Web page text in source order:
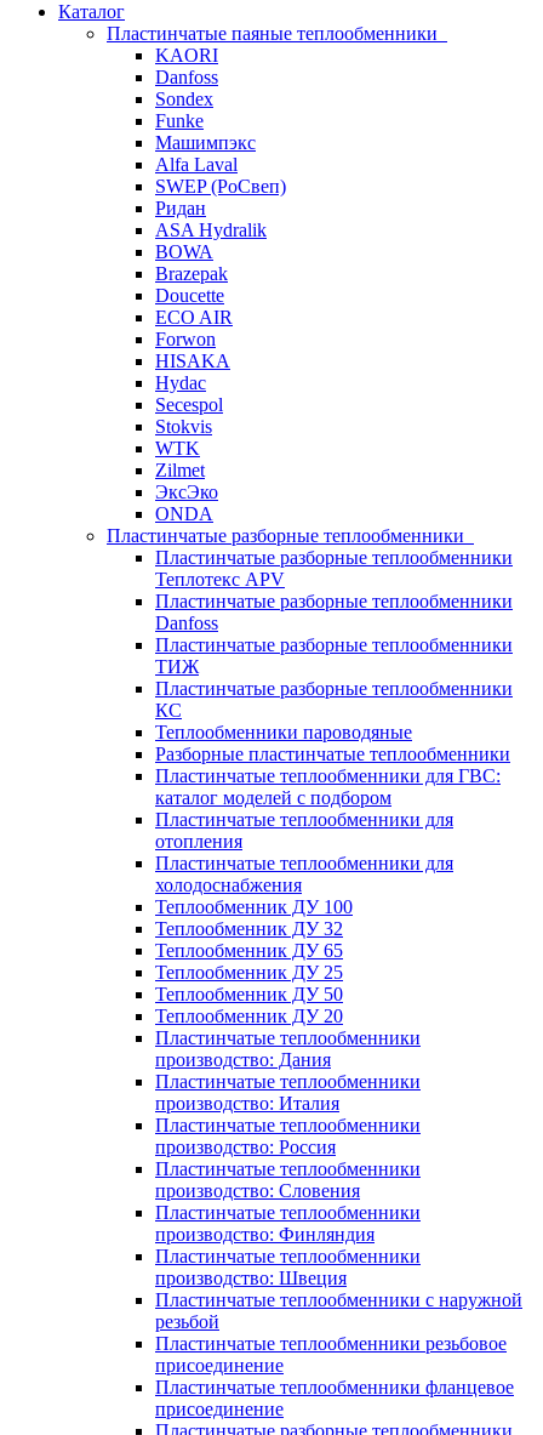
Каталог
Пластинчатые паяные теплообменники
KAORI
Danfoss
Sondex
Funke
Машимпэкс
Alfa Laval
SWEP (РоСвеп)
Ридан
ASA Hydralik
BOWA
Brazepak
Doucette
ECO AIR
Forwon
HISAKA
Hydac
Secespol
Stokvis
WTK
Zilmet
ЭксЭко
ONDA
Пластинчатые разборные теплообменники
Пластинчатые разборные теплообменники
Теплотекс APV
Пластинчатые разборные теплообменники
Danfoss
Пластинчатые разборные теплообменники
ТИЖ
Пластинчатые разборные теплообменники
КC
Теплообменники пароводяные
Разборные пластинчатые теплообменники
Пластинчатые теплообменники для ГВС:
каталог моделей с подбором
Пластинчатые теплообменники для
отопления
Пластинчатые теплообменники для
холодоснабжения
Теплообменник ДУ 100
Теплообменник ДУ 32
Теплообменник ДУ 65
Теплообменник ДУ 25
Теплообменник ДУ 50
Теплообменник ДУ 20
Пластинчатые теплообменники
производство: Дания
Пластинчатые теплообменники
производство: Италия
Пластинчатые теплообменники
производство: Россия
Пластинчатые теплообменники
производство: Словения
Пластинчатые теплообменники
производство: Финляндия
Пластинчатые теплообменники
производство: Швеция
Пластинчатые теплообменники с наружной
резьбой
Пластинчатые теплообменники резьбовое
присоединение
Пластинчатые теплообменники фланцевое
присоединение
Пластинчатые разборные теплообменники